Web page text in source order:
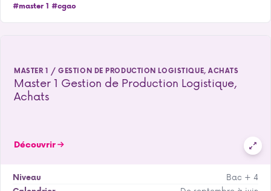
#master 1 #cgao
MASTER 1 / GESTION DE PRODUCTION LOGISTIQUE, ACHATS
Master 1 Gestion de Production Logistique,
Achats
Découvrir
Niveau
Bac + 4